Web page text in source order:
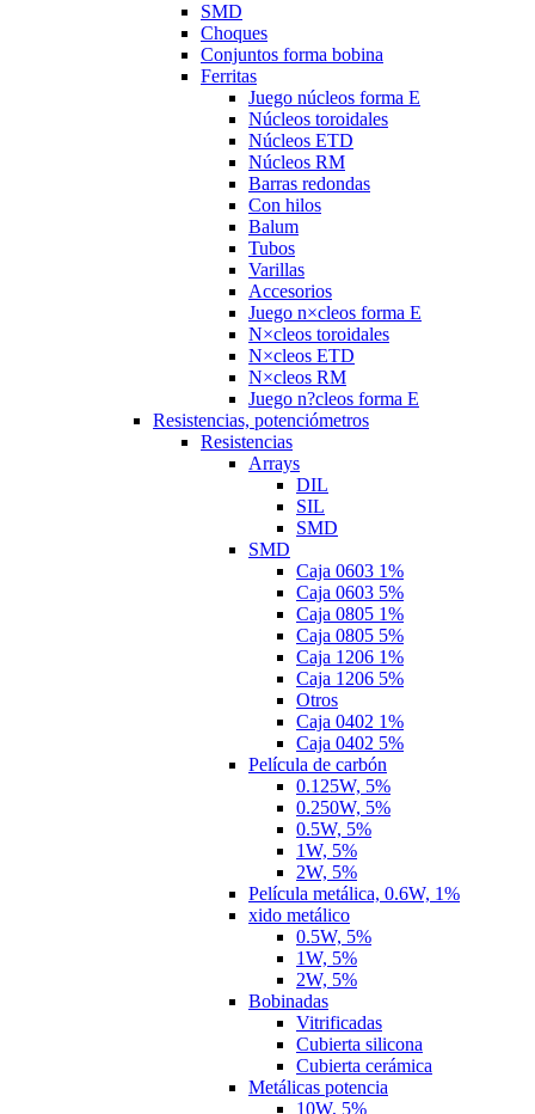
SMD
Choques
Conjuntos forma bobina
Ferritas
Juego núcleos forma E
Núcleos toroidales
Núcleos ETD
Núcleos RM
Barras redondas
Con hilos
Balum
Tubos
Varillas
Accesorios
Juego n×cleos forma E
N×cleos toroidales
N×cleos ETD
N×cleos RM
Juego n?cleos forma E
Resistencias, potenciómetros
Resistencias
Arrays
DIL
SIL
SMD
SMD
Caja 0603 1%
Caja 0603 5%
Caja 0805 1%
Caja 0805 5%
Caja 1206 1%
Caja 1206 5%
Otros
Caja 0402 1%
Caja 0402 5%
Película de carbón
0.125W, 5%
0.250W, 5%
0.5W, 5%
1W, 5%
2W, 5%
Película metálica, 0.6W, 1%
xido metálico
0.5W, 5%
1W, 5%
2W, 5%
Bobinadas
Vitrificadas
Cubierta silicona
Cubierta cerámica
Metálicas potencia
10W, 5%